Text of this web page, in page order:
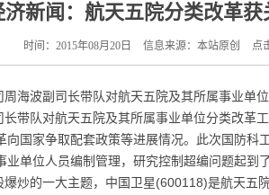
新闻：航天五院分类改革
时间：2015年08月20日 信息来源：本站原创 点
海波副司长带队对航天五院及其所属事业单
带队对航天五院及其所属事业单位分类改革
向国家争取配套政策等进展情况。此次国防
单位人员编制管理，研究控制超编问题起到
炒的一大主题，中国卫星(600118)是航天五